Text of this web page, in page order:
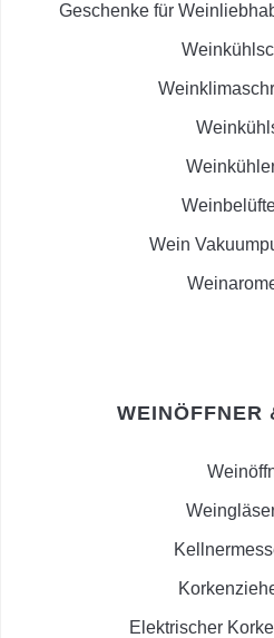
Geschenke für
Wein
WEINÖFFNER
Elektrischer